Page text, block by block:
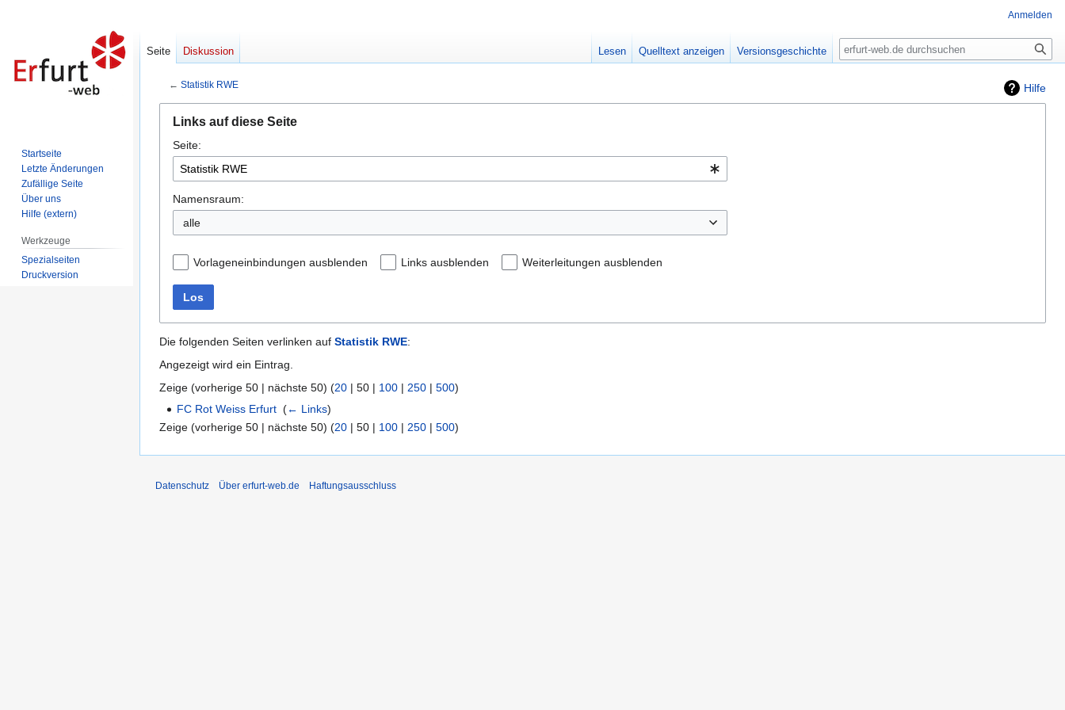
Hilfe
← Statistik RWE
Navigation
springen
Suche
springen
Links auf diese Seite
Seite:
Namensraum:
alle
Vorlageneinbindungen ausblenden Links ausblenden Weiterleitungen ausblenden
Los
Die folgenden Seiten verlinken auf Statistik RWE:
Angezeigt wird ein Eintrag.
Zeige (vorherige 50 | nächste 50) (20 | 50 | 100 | 250 | 500)
FC Rot Weiss Erfurt ‎(← Links)
Zeige (vorherige 50 | nächste 50) (20 | 50 | 100 | 250 | 500)
Anmelden
Seite Diskussion Lesen Quelltext anzeigen Versionsgeschichte Suche
Startseite
Letzte Änderungen
Zufällige Seite
Über uns
Hilfe (extern)
Werkzeuge
Spezialseiten
Druckversion
Datenschutz Über erfurt-web.de Haftungsausschluss